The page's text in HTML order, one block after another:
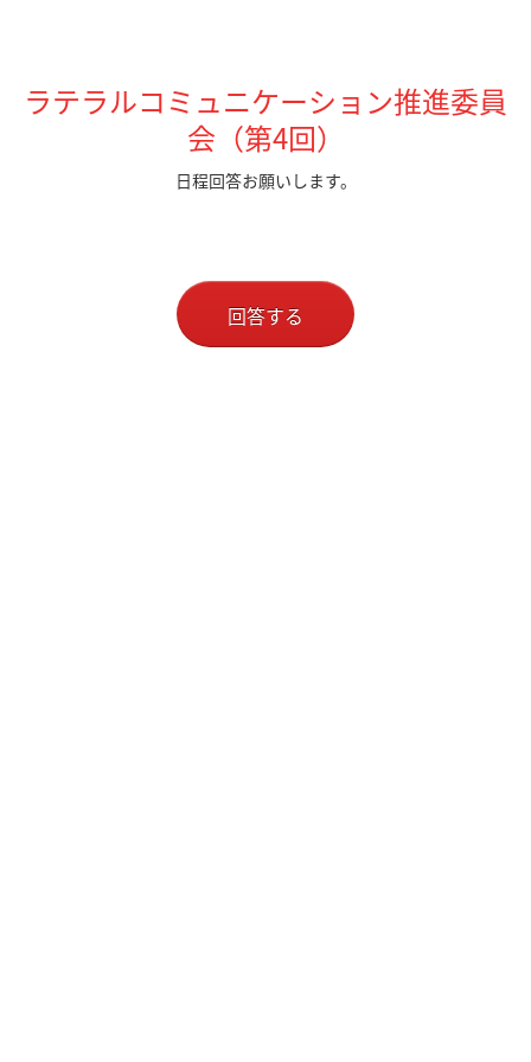
ラテラルコミュニケーション推進委員
会（第4回）
日程回答お願いします。
回答する